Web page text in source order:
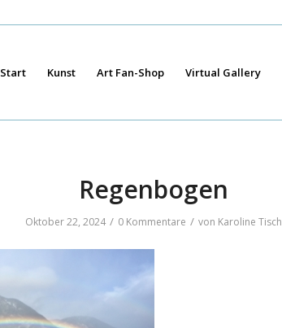
Start Kunst Art Fan-Shop Virtual Gallery
Regenbogen
Oktober 22, 2024 / 0 Kommentare / von Karoline Tisch